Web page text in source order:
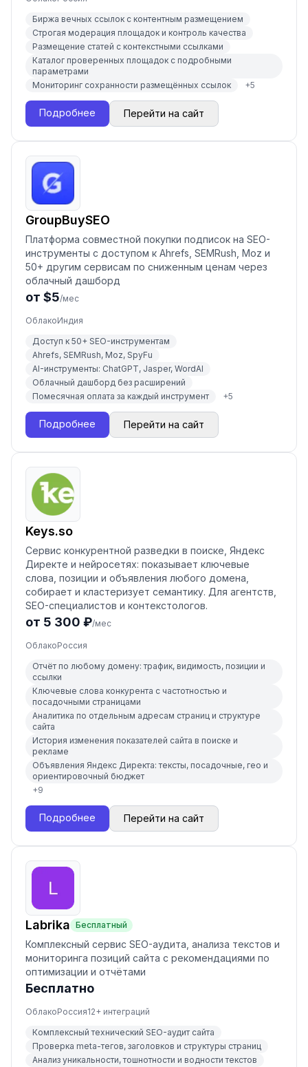
Биржа вечных ссылок с контентным размещением
Строгая модерация площадок и контроль качества
Размещение статей с контекстными ссылками
Каталог проверенных площадок с подробными
параметрами
Мониторинг сохранности размещённых ссылок
+5
Подробнее Перейти на сайт
GroupBuySEO
Платформа совместной покупки подписок на SEO-
инструменты с доступом к Ahrefs, SEMRush, Moz и
50+ другим сервисам по сниженным ценам через
облачный дашборд
от $5/мес
ОблакоИндия
Доступ к 50+ SEO-инструментам
Ahrefs, SEMRush, Moz, SpyFu
AI-инструменты: ChatGPT, Jasper, WordAI
Облачный дашборд без расширений
Помесячная оплата за каждый инструмент
+5
Подробнее Перейти на сайт
Keys.so
Сервис конкурентной разведки в поиске, Яндекс
Директе и нейросетях: показывает ключевые
слова, позиции и объявления любого домена,
собирает и кластеризует семантику. Для агентств,
SEO-специалистов и контекстологов.
от 5 300 ₽/мес
ОблакоРоссия
Отчёт по любому домену: трафик, видимость, позиции и
ссылки
Ключевые слова конкурента с частотностью и
посадочными страницами
Аналитика по отдельным адресам страниц и структуре
сайта
История изменения показателей сайта в поиске и
рекламе
Объявления Яндекс Директа: тексты, посадочные, гео и
ориентировочный бюджет
+9
Подробнее Перейти на сайт
Labrika Бесплатный
Комплексный сервис SEO-аудита, анализа текстов и
мониторинга позиций сайта с рекомендациями по
оптимизации и отчётами
Бесплатно
ОблакоРоссия12+ интеграций
Комплексный технический SEO-аудит сайта
Проверка meta-тегов, заголовков и структуры страниц
Анализ уникальности, тошнотности и водности текстов